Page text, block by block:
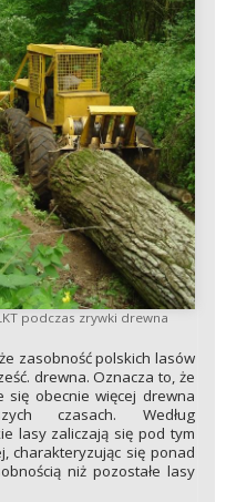
podczas zrywki drewna
zasobność polskich lasów
drewna. Oznacza to, że
się obecnie więcej drewna
czasach. Według
lasy zaliczają się pod tym
charakteryzując się ponad
niż pozostałe lasy